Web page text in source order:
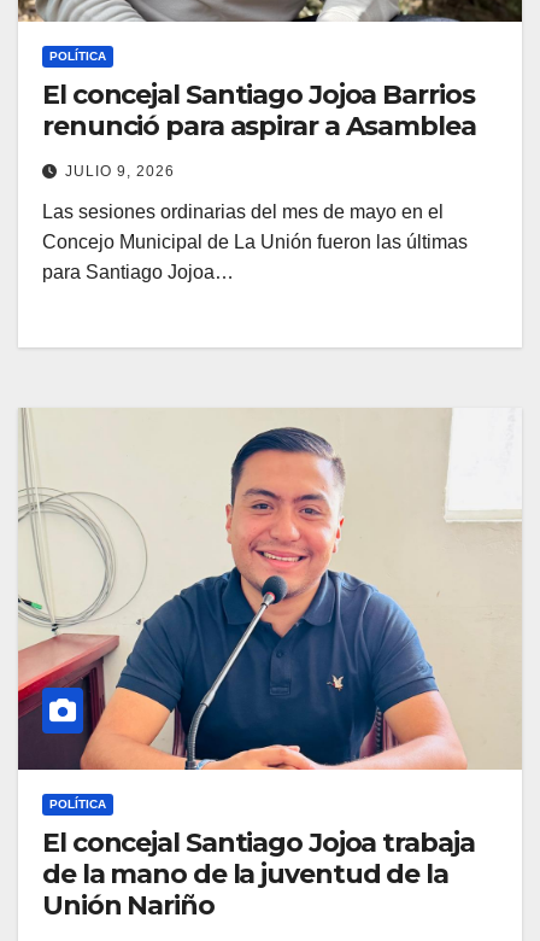
POLÍTICA
El concejal Santiago Jojoa Barrios
renunció para aspirar a Asamblea
JULIO 9, 2026
Las sesiones ordinarias del mes de mayo en el
Concejo Municipal de La Unión fueron las últimas
para Santiago Jojoa…
POLÍTICA
El concejal Santiago Jojoa trabaja
de la mano de la juventud de la
Unión Nariño